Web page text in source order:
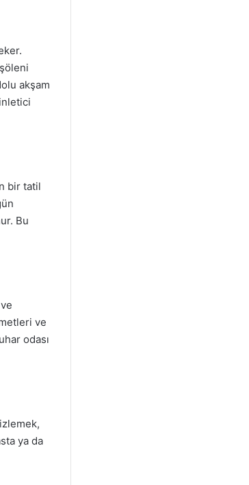
akşam
bir tatil
Bu
ve
odası
ya da